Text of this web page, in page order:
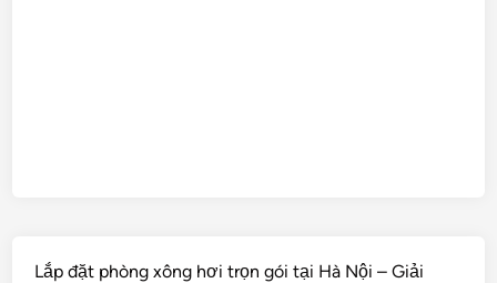
Lắp đặt phòng xông hơi trọn gói tại Hà Nội – Giải